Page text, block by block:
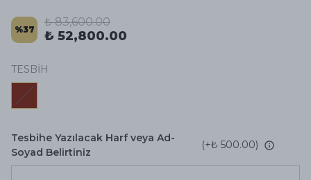
%37
₺ 83,600.00
₺ 52,800.00
TESBİH
Tesbihe Yazılacak Harf veya Ad-
Soyad Belirtiniz
(+₺ 500.00)